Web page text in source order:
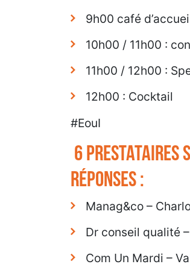
9h00 café
10h00 / 11h00 :
11h00 / 12h00 :
12h00 : Cocktail
#EouI
6 Prestataires
réponses :
Manag&co –
Dr conseil qualité
Com Un Mardi –